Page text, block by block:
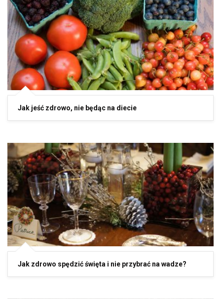
Jak jeść zdrowo, nie będąc na diecie
Jak zdrowo spędzić święta i nie przybrać na wadze?